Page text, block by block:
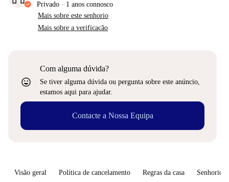
Privado · 1 anos connosco
Mais sobre este senhorio
Mais sobre a verificação
sentiment_very_satisfied
Com alguma dúvida?
Se tiver alguma dúvida ou pergunta sobre este anúncio,
estamos aqui para ajudar.
Contacte a Nossa Equipa
Visão geral Política de cancelamento Regras da casa Senhorio